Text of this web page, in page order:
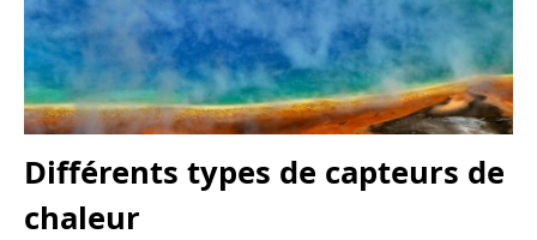
Différents types de capteurs de
chaleur